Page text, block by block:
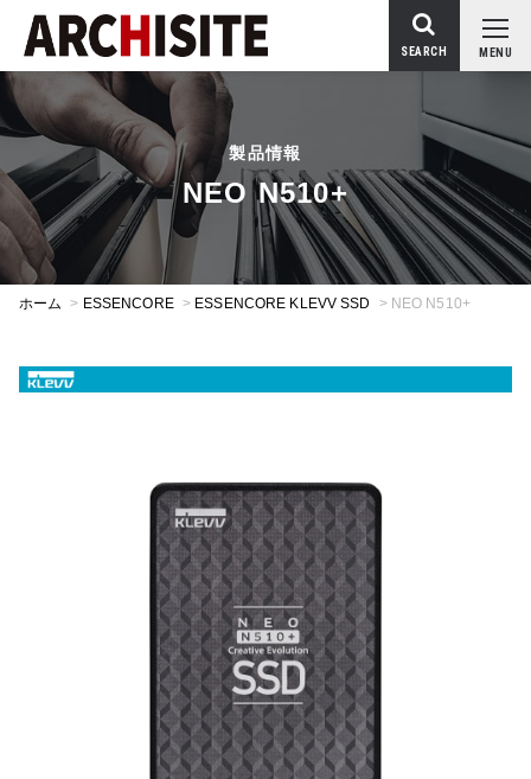
MENU
SEARCH
製品情報
NEO N510+
ホーム > ESSENCORE > ESSENCORE KLEVV SSD > NEO N510+